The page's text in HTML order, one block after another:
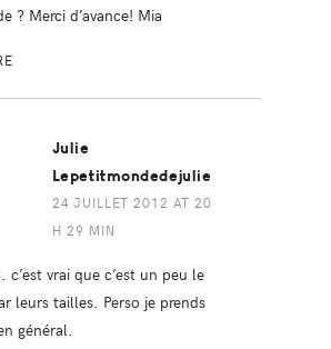
? Merci d’avance! Mia
Julie
Lepetitmondedejulie
24 JUILLET 2012 AT 20
H 29 MIN
c’est vrai que c’est un peu le
leurs tailles. Perso je prends
général.